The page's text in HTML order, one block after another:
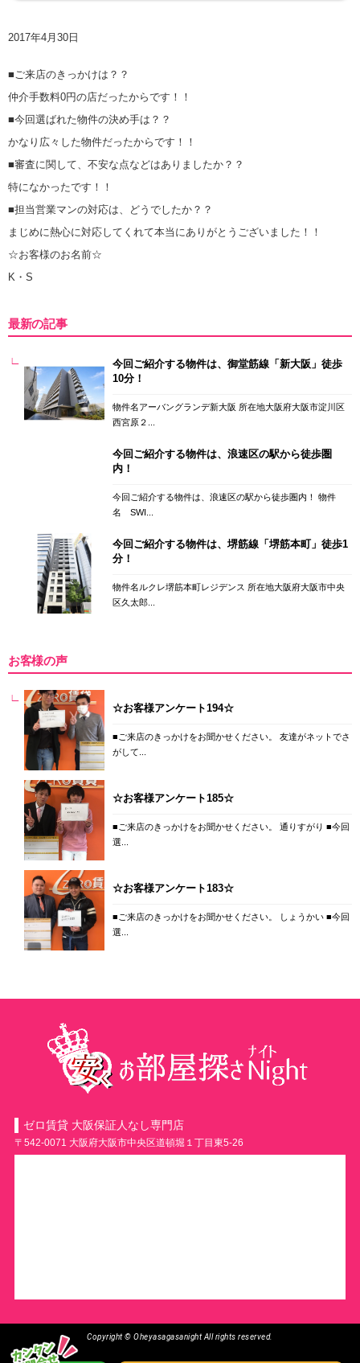
2017年4月30日
■ご来店のきっかけは？？
仲介手数料0円の店だったからです！！
■今回選ばれた物件の決め手は？？
かなり広々した物件だったからです！！
■審査に関して、不安な点などはありましたか？？
特になかったです！！
■担当営業マンの対応は、どうでしたか？？
まじめに熱心に対応してくれて本当にありがとうございました！！
☆お客様のお名前☆
K・S
最新の記事
今回ご紹介する物件は、御堂筋線「新大阪」徒歩
10分！
物件名アーバングランデ新大阪 所在地大阪府大阪市淀川区
西宮原２...
今回ご紹介する物件は、浪速区の駅から徒歩圏
内！
今回ご紹介する物件は、浪速区の駅から徒歩圏内！ 物件
名 SWI...
今回ご紹介する物件は、堺筋線「堺筋本町」徒歩1
分！
物件名ルクレ堺筋本町レジデンス 所在地大阪府大阪市中央
区久太郎...
お客様の声
☆お客様アンケート194☆
■ご来店のきっかけをお聞かせください。 友達がネットでさ
がして...
☆お客様アンケート185☆
■ご来店のきっかけをお聞かせください。 通りすがり ■今回
選...
☆お客様アンケート183☆
■ご来店のきっかけをお聞かせください。 しょうかい ■今回
選...
ゼロ賃貸 大阪保証人なし専門店
〒542-0071 大阪府大阪市中央区道頓堀１丁目東5-26
Copyright © Oheyasagasanight All rights reserved.